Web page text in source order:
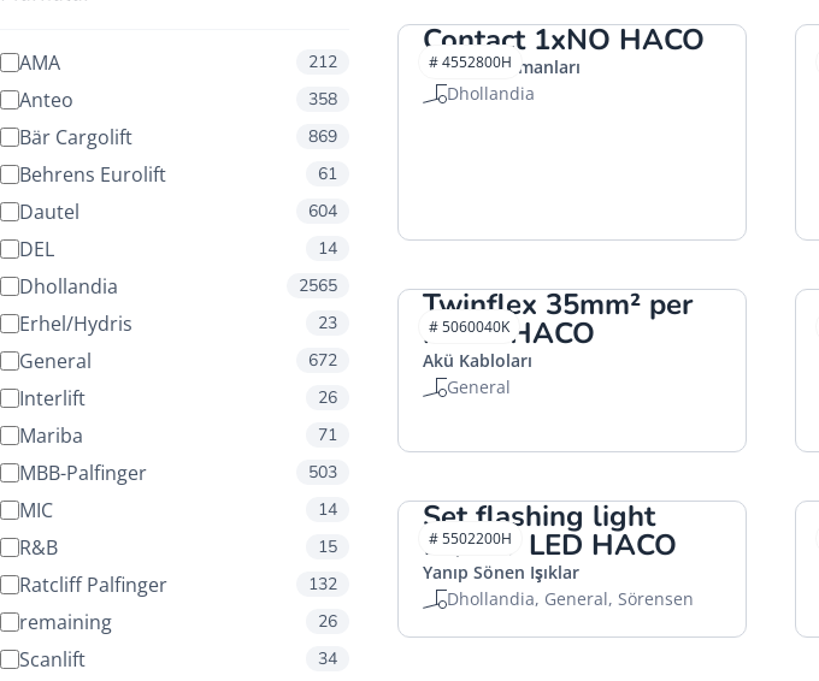
AMA 212
Anteo 358
Bär Cargolift 869
Behrens Eurolift 61
Dautel 604
DEL 14
Dhollandia 2565
Erhel/Hydris 23
General 672
Interlift 26
Mariba 71
MBB-Palfinger 503
MIC 14
R&B 15
Ratcliff Palfinger 132
remaining 26
Scanlift 34
Contact 1xNO HACO
Anahtar elemanları
Dhollandia
# 4552800H
Twinflex 35mm² per
meter HACO
Akü Kabloları
General
# 5060040K
Set flashing light
12/24V LED HACO
Yanıp Sönen Işıklar
Dhollandia, General, Sörensen
# 5502200H